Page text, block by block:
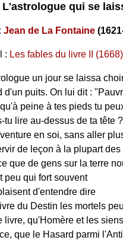
qui se
Jean de La Fontaine
: Les fables du livre II (1668)
un jour se laissa
d'un puits. On lui dit :
peine à tes pieds tu
tu lire au-dessus de ta tête
en soi, sans aller
de leçon à la plupart des
que de gens sur la terre
peu qui fort souvent
d'entendre dire
du Destin les mortels
livre, qu'Homère et les
que le Hasard parmi